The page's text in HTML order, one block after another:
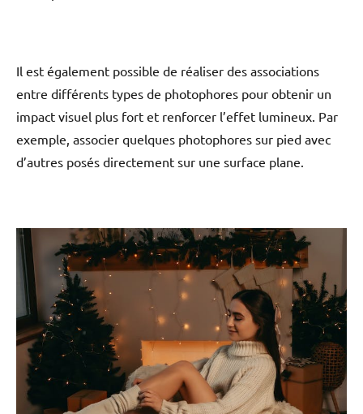
Il est également possible de réaliser des associations
entre différents types de photophores pour obtenir un
impact visuel plus fort et renforcer l’effet lumineux. Par
exemple, associer quelques photophores sur pied avec
d’autres posés directement sur une surface plane.